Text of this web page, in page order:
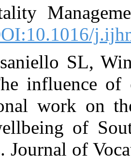
Hospitality
61. [
28. Pisaniello
PH. The
emotional
and wellbeing
nurses.